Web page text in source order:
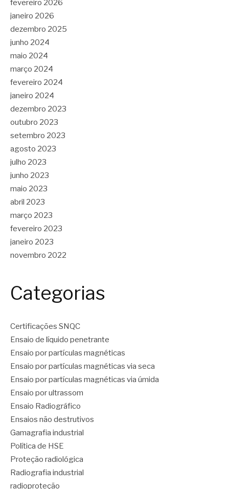
fevereiro 2026
janeiro 2026
dezembro 2025
junho 2024
maio 2024
março 2024
fevereiro 2024
janeiro 2024
dezembro 2023
outubro 2023
setembro 2023
agosto 2023
julho 2023
junho 2023
maio 2023
abril 2023
março 2023
fevereiro 2023
janeiro 2023
novembro 2022
Categorias
Certificações SNQC
Ensaio de líquido penetrante
Ensaio por partículas magnéticas
Ensaio por partículas magnéticas via seca
Ensaio por partículas magnéticas via úmida
Ensaio por ultrassom
Ensaio Radiográfico
Ensaios não destrutivos
Gamagrafia industrial
Política de HSE
Proteção radiológica
Radiografia industrial
radioproteção